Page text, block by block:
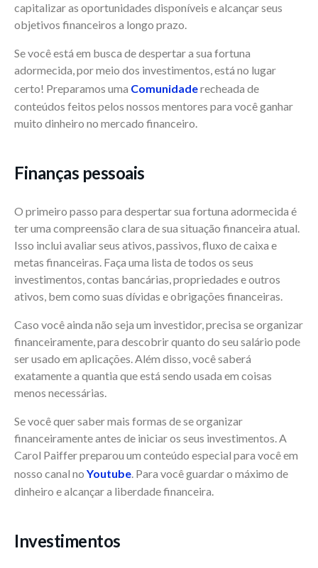
capitalizar as oportunidades disponíveis e alcançar seus
objetivos financeiros a longo prazo.
Se você está em busca de despertar a sua fortuna
adormecida, por meio dos investimentos, está no lugar
certo! Preparamos uma Comunidaderecheada de
conteúdos feitos pelos nossos mentores para você ganhar
muito dinheiro no mercado financeiro.
Finanças pessoais
O primeiro passo para despertar sua fortuna adormecida é
ter uma compreensão clara de sua situação financeira atual.
Isso inclui avaliar seus ativos, passivos, fluxo de caixa e
metas financeiras. Faça uma lista de todos os seus
investimentos, contas bancárias, propriedades e outros
ativos, bem como suas dívidas e obrigações financeiras.
Caso você ainda não seja um investidor, precisa se organizar
financeiramente, para descobrir quanto do seu salário pode
ser usado em aplicações. Além disso, você saberá
exatamente a quantia que está sendo usada em coisas
menos necessárias.
Se você quer saber mais formas de se organizar
financeiramente antes de iniciar os seus investimentos. A
Carol Paiffer preparou um conteúdo especial para você em
nosso canal no Youtube. Para você guardar o máximo de
dinheiro e alcançar a liberdade financeira.
Investimentos